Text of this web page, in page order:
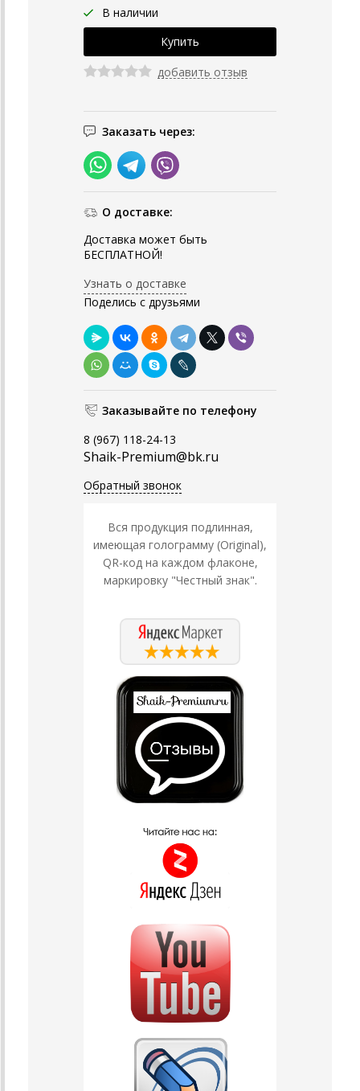
В наличии
добавить отзыв
Заказать через:
О доставке:
Доставка может быть
БЕСПЛАТНОЙ!
Узнать о доставке
Поделись с друзьями
Заказывайте по телефону
8 (967) 118-24-13
Shaik-Premium@bk.ru
Обратный звонок
Вся продукция подлинная,
имеющая голограмму (Original),
QR-код на каждом флаконе,
маркировку "Честный знак".